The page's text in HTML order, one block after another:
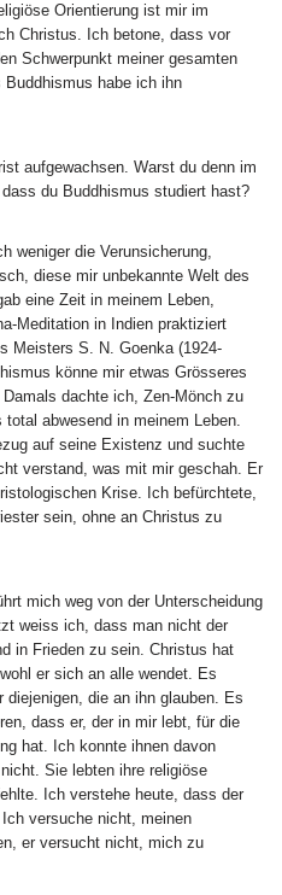
Orientierung ist mir im
Christus. Ich betone, dass vor
Schwerpunkt meiner gesamten
habe ich ihn
aufgewachsen. Warst du denn im
du Buddhismus studiert hast?
weniger die Verunsicherung,
diese mir unbekannte Welt des
eine Zeit in meinem Leben,
Meditation in Indien praktiziert
Meisters S. N. Goenka (1924-
könne mir etwas Grösseres
dachte ich, Zen-Mönch zu
abwesend in meinem Leben.
auf seine Existenz und suchte
verstand, was mit mir geschah. Er
Krise. Ich befürchtete,
sein, ohne an Christus zu
mich weg von der Unterscheidung
weiss ich, dass man nicht der
in Frieden zu sein. Christus hat
er sich an alle wendet. Es
die an ihn glauben. Es
dass er, der in mir lebt, für die
hat. Ich konnte ihnen davon
Sie lebten ihre religiöse
Ich verstehe heute, dass der
versuche nicht, meinen
er versucht nicht, mich zu